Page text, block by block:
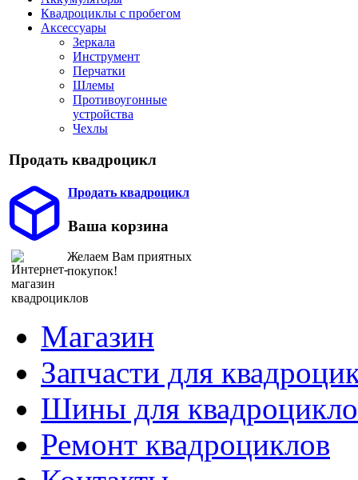
Квадроциклы с пробегом
Аксессуары
Зеркала
Инструмент
Перчатки
Шлемы
Противоугонные
устройства
Чехлы
Продать квадроцикл
Продать квадроцикл
Ваша корзина
Желаем Вам приятных
покупок!
Магазин
Запчасти для
Шины для
Ремонт квадроциклов